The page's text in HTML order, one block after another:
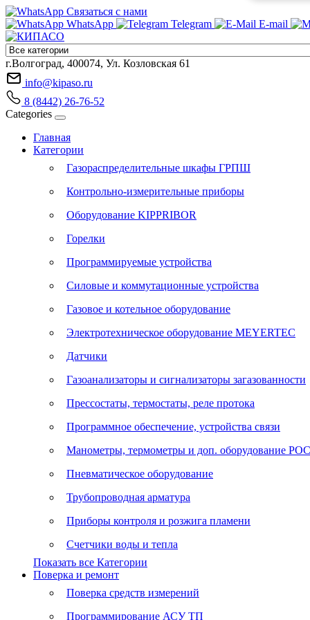
Связаться с нами
WhatsApp
Telegram E-mail
г.Волгоград, 400074, Ул. Козловская 61
info@kipaso.ru
8 (8442) 26-76-52
Categories
Главная
Категории
Газораспределительные шкафы ГРПШ
Контрольно-измерительные приборы
Оборудование KIPPRIBOR
Горелки
Программируемые устройства
Силовые и коммутационные устройства
Газовое и котельное оборудование
Электротехническое оборудование MEYERTEC
Датчики
Газоанализаторы и сигнализаторы загазованности
Прессостаты, термостаты, реле протока
Программное обеспечение, устройства связи
Манометры, термометры и доп. оборудование
Пневматическое оборудование
Трубопроводная арматура
Приборы контроля и розжига пламени
Счетчики воды и тепла
Показать все Категории
Поверка и ремонт
Поверка средств измерений
Программирование АСУ ТП